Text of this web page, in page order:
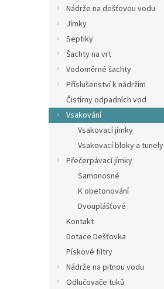
Nádrže na dešťovou vodu
Jímky
Septiky
Šachty na vrt
Vodoměrné šachty
Příslušenství k nádržím
Čistírny odpadních vod
Vsakování
Vsakovací jímky
Vsakovací bloky a tunely
Přečerpávací jímky
Samonosné
K obetonování
Dvouplášťové
Kontakt
Dotace Dešťovka
Pískové filtry
Nádrže na pitnou vodu
Odlučovače tuků